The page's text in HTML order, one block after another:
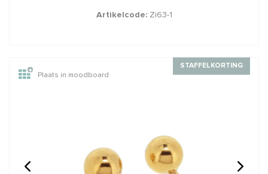
knijpkraalverberger ca.
3mm
14/20 Gold filled lock-in
oogje ca. 6x1mm
Oersterk oogje met lock
Artikelcode:Zi63-1
STAFFELKORTING
Plaats in moodboard